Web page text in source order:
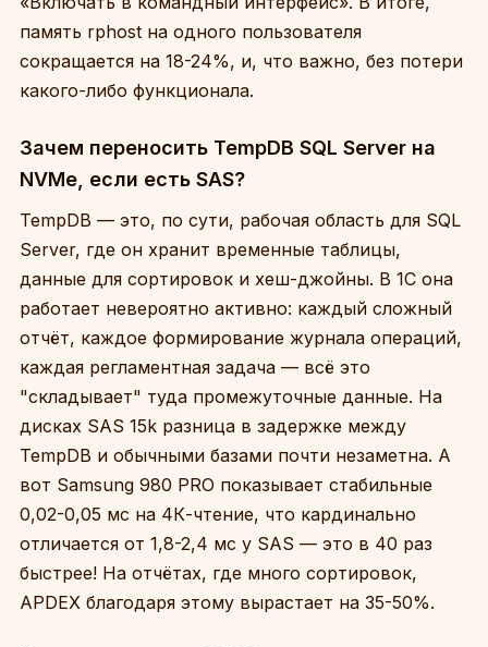
память rphost на одного пользователя
сокращается на 18-24%, и, что важно, без потери
какого-либо функционала.
Зачем переносить TempDB SQL Server на
NVMe, если есть SAS?
TempDB — это, по сути, рабочая область для SQL
Server, где он хранит временные таблицы,
данные для сортировок и хеш-джойны. В 1С она
работает невероятно активно: каждый сложный
отчёт, каждое формирование журнала операций,
каждая регламентная задача — всё это
"складывает" туда промежуточные данные. На
дисках SAS 15k разница в задержке между
TempDB и обычными базами почти незаметна. А
вот Samsung 980 PRO показывает стабильные
0,02-0,05 мс на 4К-чтение, что кардинально
отличается от 1,8-2,4 мс у SAS — это в 40 раз
быстрее! На отчётах, где много сортировок,
APDEX благодаря этому вырастает на 35-50%.